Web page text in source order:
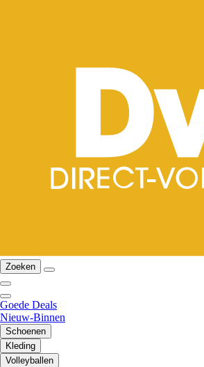
Zoeken
Goede Deals
Nieuw-Binnen
Schoenen
Kleding
Volleyballen